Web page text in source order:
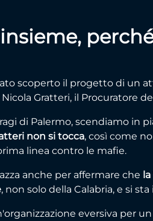
scoperto il progetto di un
Gratteri, il Procuratore
di Palermo, scendiamo in
non si tocca, così come
linea contro le mafie.
anche per affermare che
, non solo della Calabria, e si
eversiva per